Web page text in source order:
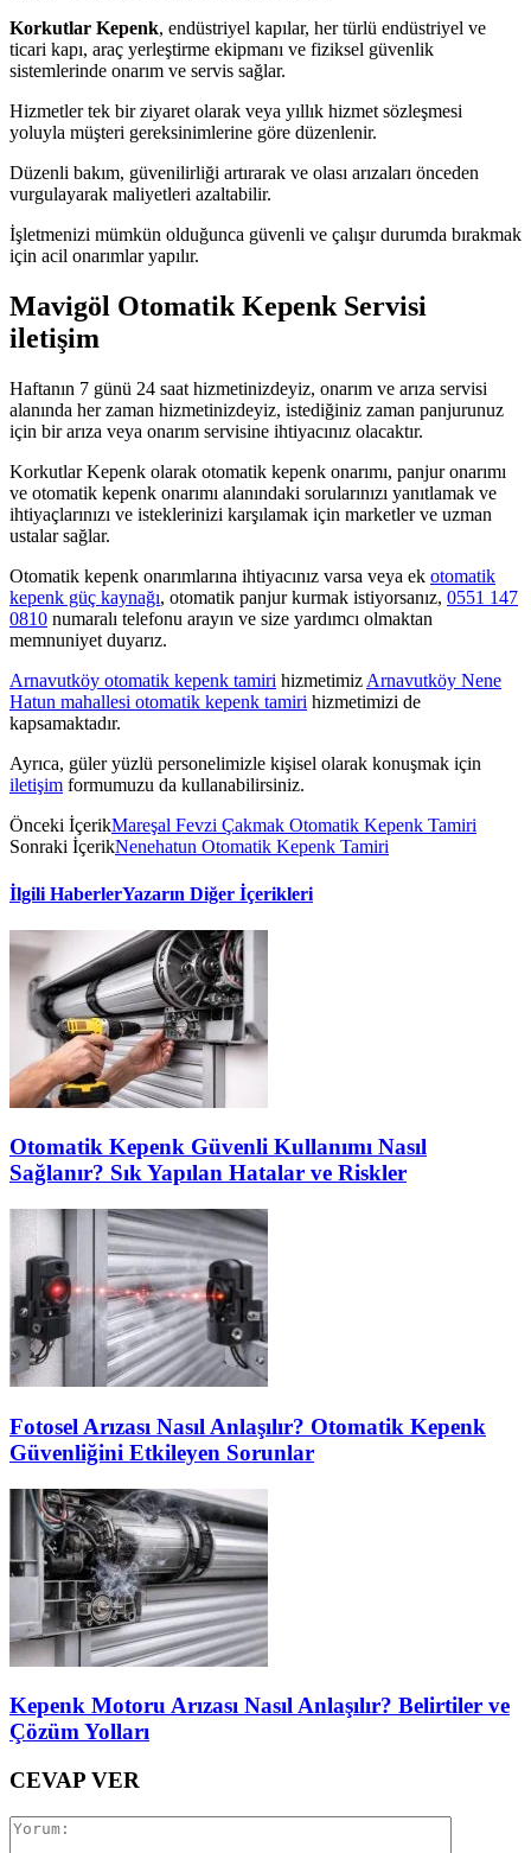
Korkutlar Kepenk, endüstriyel kapılar, her türlü endüstriyel ve
ticari kapı, araç yerleştirme ekipmanı ve fiziksel güvenlik
sistemlerinde onarım ve servis sağlar.
Hizmetler tek bir ziyaret olarak veya yıllık hizmet sözleşmesi
yoluyla müşteri gereksinimlerine göre düzenlenir.
Düzenli bakım, güvenilirliği artırarak ve olası arızaları önceden
vurgulayarak maliyetleri azaltabilir.
İşletmenizi mümkün olduğunca güvenli ve çalışır durumda bırakmak
için acil onarımlar yapılır.
Mavigöl Otomatik Kepenk Servisi
iletişim
Haftanın 7 günü 24 saat hizmetinizdeyiz, onarım ve arıza servisi
alanında her zaman hizmetinizdeyiz, istediğiniz zaman panjurunuz
için bir arıza veya onarım servisine ihtiyacınız olacaktır.
Korkutlar Kepenk olarak otomatik kepenk onarımı, panjur onarımı
ve otomatik kepenk onarımı alanındaki sorularınızı yanıtlamak ve
ihtiyaçlarınızı ve isteklerinizi karşılamak için marketler ve uzman
ustalar sağlar.
Otomatik kepenk onarımlarına ihtiyacınız varsa veya ek otomatik
kepenk güç kaynağı, otomatik panjur kurmak istiyorsanız, 0551 147
0810 numaralı telefonu arayın ve size yardımcı olmaktan
memnuniyet duyarız.
Arnavutköy otomatik kepenk tamiri hizmetimiz Arnavutköy Nene
Hatun mahallesi otomatik kepenk tamiri hizmetimizi de
kapsamaktadır.
Ayrıca, güler yüzlü personelimizle kişisel olarak konuşmak için
iletişim formumuzu da kullanabilirsiniz.
Önceki İçerikMareşal Fevzi Çakmak Otomatik Kepenk Tamiri
Sonraki İçerikNenehatun Otomatik Kepenk Tamiri
İlgili HaberlerYazarın Diğer İçerikleri
Otomatik Kepenk Güvenli Kullanımı Nasıl
Sağlanır? Sık Yapılan Hatalar ve Riskler
Fotosel Arızası Nasıl Anlaşılır? Otomatik Kepenk
Güvenliğini Etkileyen Sorunlar
Kepenk Motoru Arızası Nasıl Anlaşılır? Belirtiler ve
Çözüm Yolları
CEVAP VER